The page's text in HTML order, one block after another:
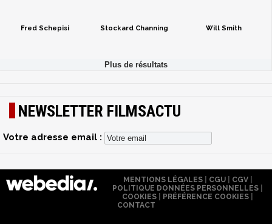
Fred Schepisi Stockard Channing Will Smith
NEWSLETTER FILMSACTU
Votre adresse email :
MENTIONS LÉGALES| CGU| CGV|
POLITIQUE DONNÉES PERSONNELLES
COOKIES
PRÉFÉRENCE COOKIES
CONTACT